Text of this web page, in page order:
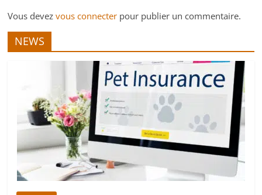
Vous devezvous connecter pour publier un commentaire.
NEWS